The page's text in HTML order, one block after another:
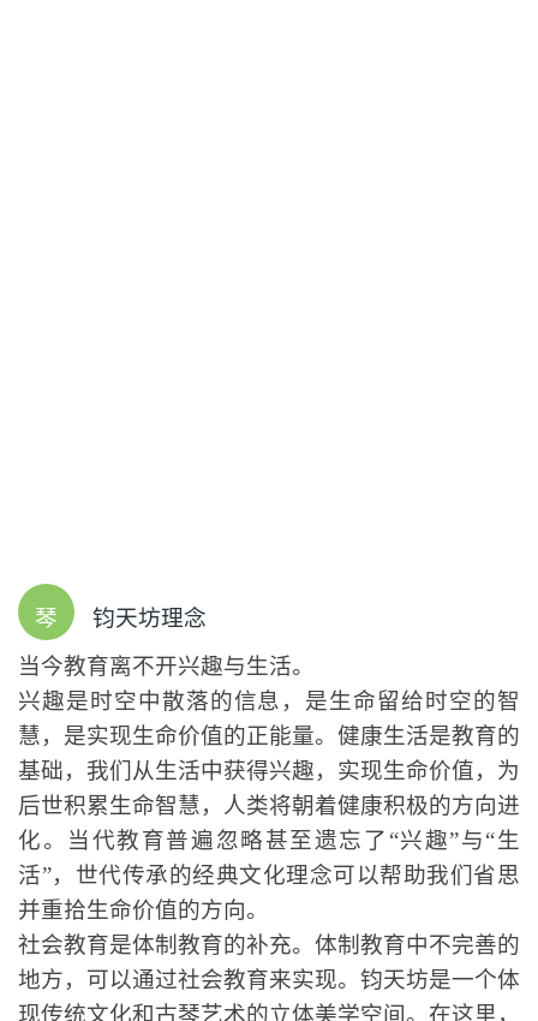
琴
钧天坊理念
当今教育离不开兴趣与生活。
兴趣是时空中散落的信息，是生命留给时空的智
慧，是实现生命价值的正能量。健康生活是教育的
基础，我们从生活中获得兴趣，实现生命价值，为
后世积累生命智慧，人类将朝着健康积极的方向进
化。当代教育普遍忽略甚至遗忘了“兴趣”与“生
活”，世代传承的经典文化理念可以帮助我们省思
并重拾生命价值的方向。
社会教育是体制教育的补充。体制教育中不完善的
地方，可以通过社会教育来实现。钧天坊是一个体
现传统文化和古琴艺术的立体美学空间。在这里，